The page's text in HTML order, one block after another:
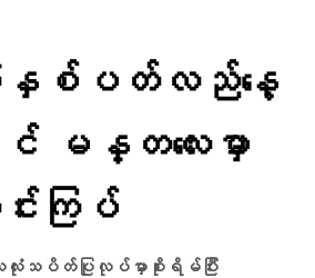
းနှစ်ပတ်လည်နေ့
မန္တလေးမှာ
းကြပ်
လုံးသပိတ်ပြုလုပ်မှာစိုးရိမ်ပြီး